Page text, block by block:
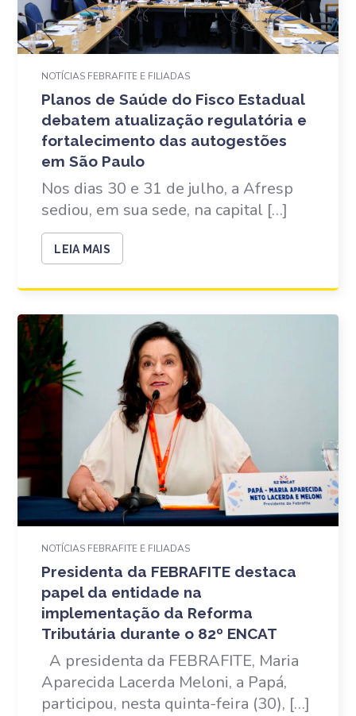
NOTÍCIAS FEBRAFITE E FILIADAS
Planos de Saúde do Fisco Estadual
debatem atualização regulatória e
fortalecimento das autogestões
em São Paulo
Nos dias 30 e 31 de julho, a Afresp
sediou, em sua sede, na capital […]
LEIA MAIS
NOTÍCIAS FEBRAFITE E FILIADAS
Presidenta da FEBRAFITE destaca
papel da entidade na
implementação da Reforma
Tributária durante o 82º ENCAT
A presidenta da FEBRAFITE, Maria
Aparecida Lacerda Meloni, a Papá,
participou, nesta quinta-feira (30), […]